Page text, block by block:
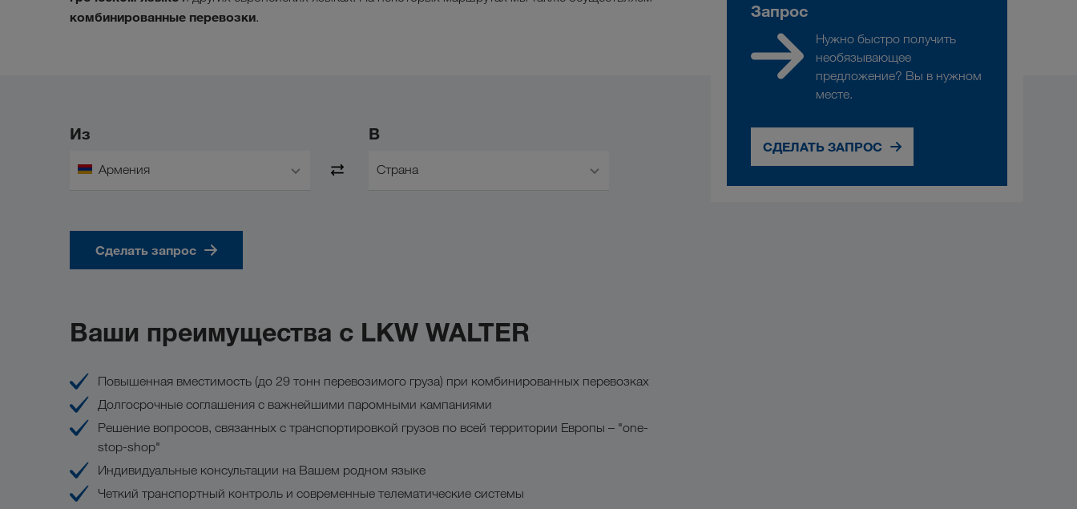
комбинированные перевозки.
Из
Армения
В
Страна
Сделать запрос
Ваши преимущества с LKW WALTER
Повышенная вместимость (до 29 тонн перевозимого груза) при комбинированных перевозках
Долгосрочные соглашения с важнейшими паромными кампаниями
Решение вопросов, связанных с транспортировкой грузов по всей территории Европы – "one-
stop-shop"
Индивидуальные консультации на Вашем родном языке
Четкий транспортный контроль и современные телематические системы
Запрос
Нужно быстро получить
необязывающее
предложение? Вы в нужном
месте.
СДЕЛАТЬ ЗАПРОС